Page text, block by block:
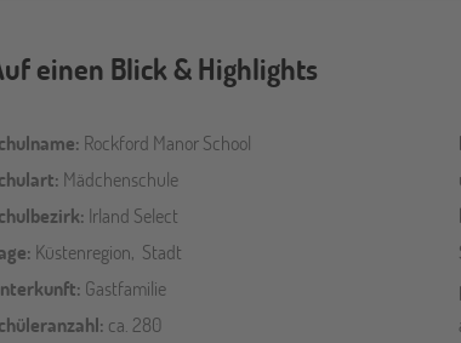
einen Blick & Highlights
Rockford Manor School
Mädchenschule
Irland Select
Küstenregion, Stadt
Gastfamilie
ca. 280